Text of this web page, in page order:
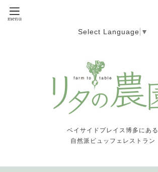
Select Language ▼
ベイサイドプレイス博多にある
自然派ビュッフェレストラン